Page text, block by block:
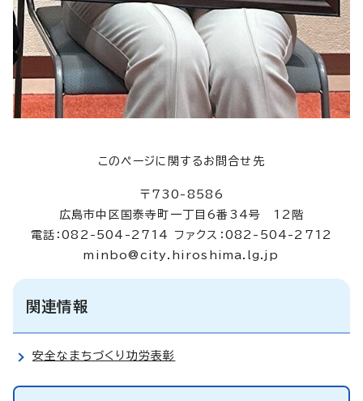
このページに関するお問合せ先
〒730-8586
広島市中区国泰寺町一丁目6番34号 12階
電話：082-504-2714 ファクス：082-504-2712
minbo@city.hiroshima.lg.jp
関連情報
安全なまちづくり功労表彰